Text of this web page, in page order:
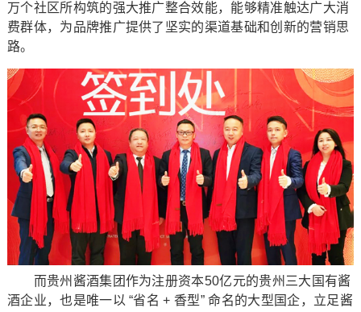
万个社区所构筑的强大推广整合效能，能够精准触达广大消
费群体，为品牌推广提供了坚实的渠道基础和创新的营销思
路。
而贵州酱酒集团作为注册资本50亿元的贵州三大国有酱
酒企业，也是唯一以 “省名 + 香型” 命名的大型国企，立足酱